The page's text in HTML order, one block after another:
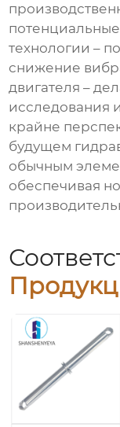
технологии –
снижение
двигателя –
исследования
крайне
будущем
обычным
обеспечивая